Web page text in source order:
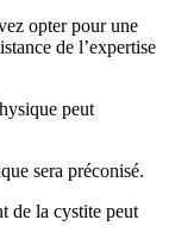
opter pour une
de l’expertise
peut
sera préconisé.
de la cystite peut